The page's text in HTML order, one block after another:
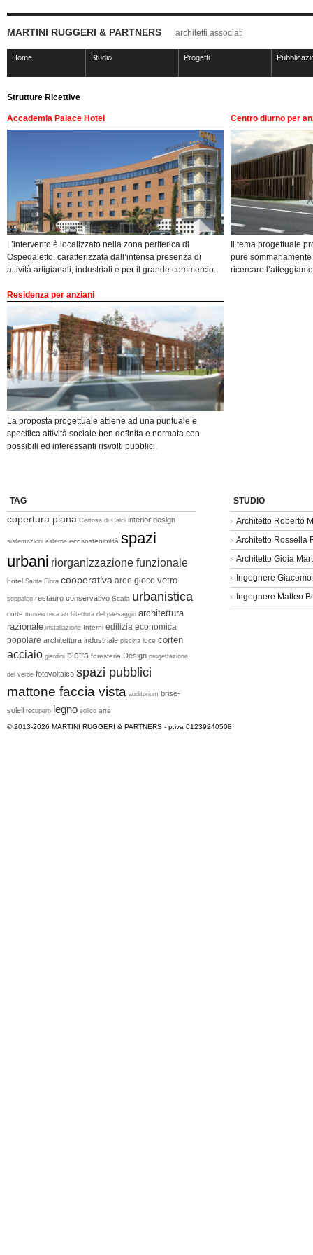
MARTINI RUGGERI & PARTNERS architetti associati
Home Studio Progetti
Strutture Ricettive
Accademia Palace Hotel
L’intervento è localizzato nella zona periferica di
Ospedaletto, caratterizzata dall’intensa presenza di
attività artigianali, industriali e per il grande commercio.
Centro diurno per
Il tema progettuale
pure
ricercare
Residenza per anziani
La proposta progettuale attiene ad una puntuale e
specifica attività sociale ben definita e normata con
possibili ed interessanti risvolti pubblici.
TAG
copertura piana Certosa di Calci interior design
sistemazioni esterne ecosostenibilità spazi
urbani riorganizzazione funzionale
hotel Santa Fiora cooperativa aree gioco vetro
soppalco restauro conservativo Scala urbanistica
corte museo teca architettura del paesaggio architettura
razionale installazione Interni edilizia economica
popolare architettura industriale piscina luce corten
acciaio giardini pietra foresteria Design progettazione
del verde fotovoltaico spazi pubblici
mattone faccia vista auditorium brise-
soleil recupero legno eolico arte
STUDIO
Architetto Roberto
Architetto Rossella
Architetto Gioia
Ingegnere
Ingegnere Matteo
© 2013-2026 MARTINI RUGGERI & PARTNERS - p.iva 01239240508